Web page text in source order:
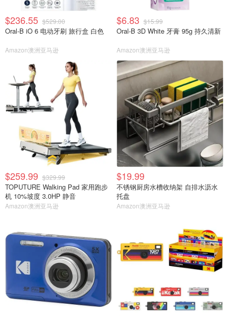
$236.55 $529.00
Oral-B iO 6 电动牙刷 旅行盒 白色
Amazon澳洲亚马逊
$6.83 $15.99
Oral-B 3D White 牙膏 95g 持久清新
Amazon澳洲亚马逊
$259.99 $329.99
TOPUTURE Walking Pad 家用跑步
机 10%坡度 3.0HP 静音
Amazon澳洲亚马逊
$19.99
不锈钢厨房水槽收纳架 自排水沥水
托盘
Amazon澳洲亚马逊